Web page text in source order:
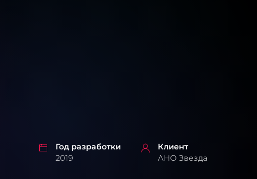
Год разработки
2019
Клиент
АНО Звезда